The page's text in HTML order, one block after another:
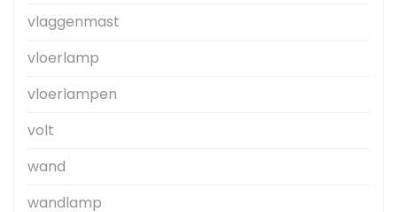
vlaggenmast
vloerlamp
vloerlampen
volt
wand
wandlamp